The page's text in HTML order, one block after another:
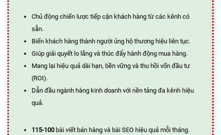
Chủ động chiến lược tiếp cận khách hàng từ các kênh có
sẵn.
Biến khách hàng thành người ủng hộ thương hiệu liên tục.
Giúp giải quyết lo lắng và thúc đẩy hành động mua hàng.
Mang lại hiệu quả dài hạn, bền vững và thu hồi vốn đầu tư
(ROI).
Dẫn đầu ngành hàng kinh doanh với nền tảng đa kênh hiệu
quả.
115-100 bài viết bán hàng và bài SEO hiệu quả mỗi tháng.